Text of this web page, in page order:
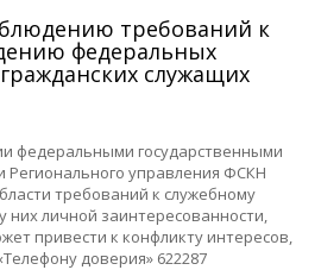
требований к
федеральных
служащих
федеральными государственными
Регионального управления ФСКН
требований к служебному
личной заинтересованности,
привести к конфликту интересов,
доверия» 622287